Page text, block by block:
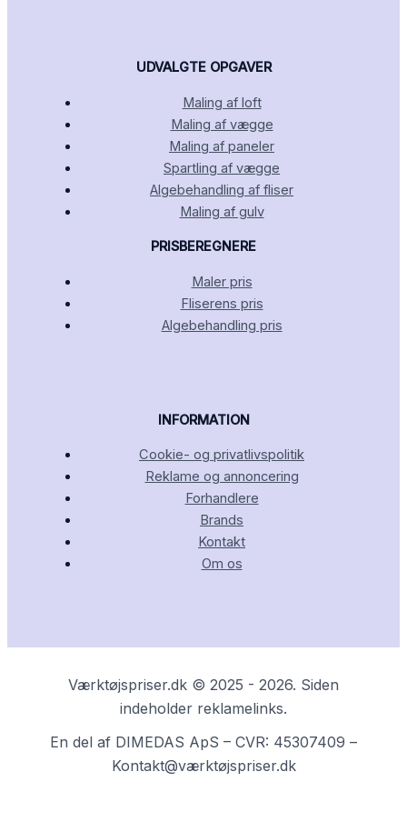
UDVALGTE OPGAVER
Maling af loft
Maling af vægge
Maling af paneler
Spartling af vægge
Algebehandling af fliser
Maling af gulv
PRISBEREGNERE
Maler pris
Fliserens pris
Algebehandling pris
INFORMATION
Cookie- og privatlivspolitik
Reklame og annoncering
Forhandlere
Brands
Kontakt
Om os
Værktøjspriser.dk © 2025 - 2026. Siden
indeholder reklamelinks.
En del af DIMEDAS ApS – CVR: 45307409 –
Kontakt@værktøjspriser.dk